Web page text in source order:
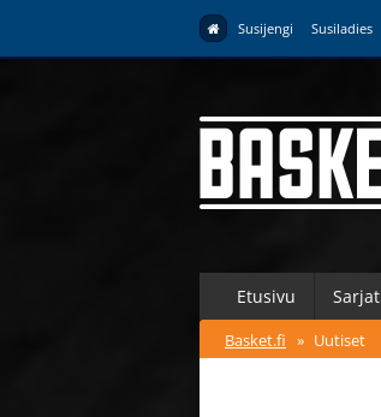
Susijengi Susiladies
Etusivu Sarjat
Basket.fi » Uutiset